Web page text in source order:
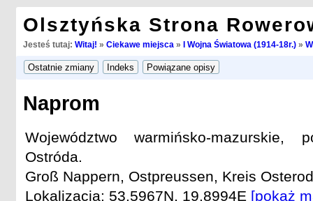
Olsztyńska Strona
Jesteś tutaj: Witaj! » Ciekawe miejsca » I Wojna Światowa (1914-18r.)»
Naprom
Województwo warmińsko-mazurskie,
Ostróda.
Groß Nappern, Ostpreussen, Kreis
Lokalizacja: 53.5967N, 19.8994E [pokaż